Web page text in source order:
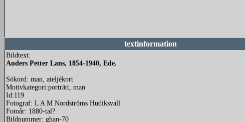
textinformation
Bildtext:
Anders Petter Lans, 1854-1940, Ede.
Sökord: man, ateljékort
Motivkategori:porträtt, man
Id:119
Fotograf: L A M Nordströms Hudiksvall
Fotoår: 1880-tal?
Bildnummer: ghan-70